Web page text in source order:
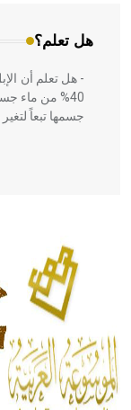
هل تعلم؟
- هل تعلم أن
40% من ماء
جسمها تبعاً
الحكم،
له الفضل بأنه
- هل تعلم أن
من مادة
أجود أنواعه،